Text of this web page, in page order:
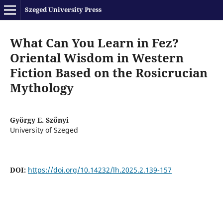
Szeged University Press
What Can You Learn in Fez?
Oriental Wisdom in Western
Fiction Based on the Rosicrucian
Mythology
György E. Szőnyi
University of Szeged
DOI: https://doi.org/10.14232/lh.2025.2.139-157